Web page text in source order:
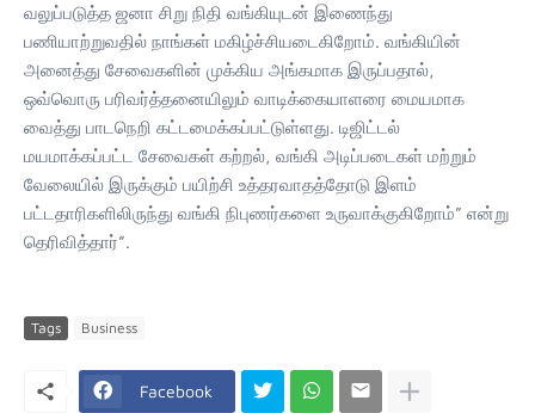
வலுப்படுத்த ஜனா சிறு நிதி வங்கியுடன் இணைந்து
பணியாற்றுவதில் நாங்கள் மகிழ்ச்சியடைகிறோம். வங்கியின்
அனைத்து சேவைகளின் முக்கிய அங்கமாக இருப்பதால்,
ஒவ்வொரு பரிவர்த்தனையிலும் வாடிக்கையாளரை மையமாக
வைத்து பாடநெறி கட்டமைக்கப்பட்டுள்ளது. டிஜிட்டல்
மயமாக்கப்பட்ட சேவைகள் கற்றல், வங்கி அடிப்படைகள் மற்றும்
வேலையில் இருக்கும் பயிற்சி உத்தரவாதத்தோடு இளம்
பட்டதாரிகளிலிருந்து வங்கி நிபுணர்களை உருவாக்குகிறோம்” என்று
தெரிவித்தார்”.
Tags Business
Facebook